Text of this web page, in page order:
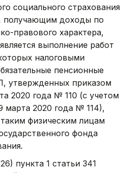
социального страхования
получающим доходы по
правового характера,
выполнение работ
налоговыми
пенсионные
утвержденных приказом
2020 года № 110 (с учетом
марта 2020 года № 114),
физическим лицам
фонда
пункта 1 статьи 341